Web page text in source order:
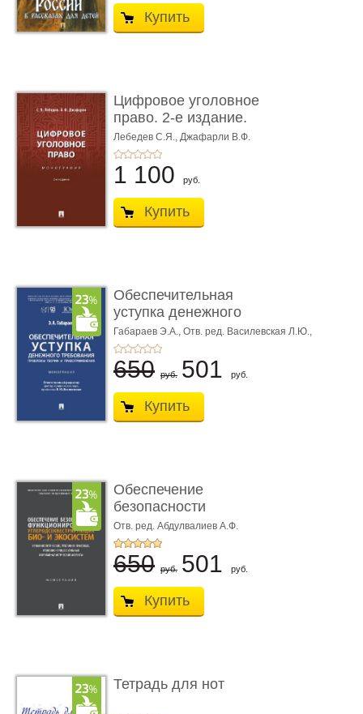
Купить
Цифровое уголовное
право. 2-е издание.
Монограф ...
Лебедев С.Я., Джафарли В.Ф.
1 100 руб.
Купить
Обеспечительная
уступка денежного
требования ...
Габараев Э.А., Отв. ред. Василевская Л.Ю.,
вступ. сл. Каретина М.Г.
650 руб. 501 руб.
Купить
Обеспечение
безопасности
функционирования уг
...
Отв. ред. Абдулвалиев А.Ф.
650 руб. 501 руб.
Купить
Тетрадь для нот